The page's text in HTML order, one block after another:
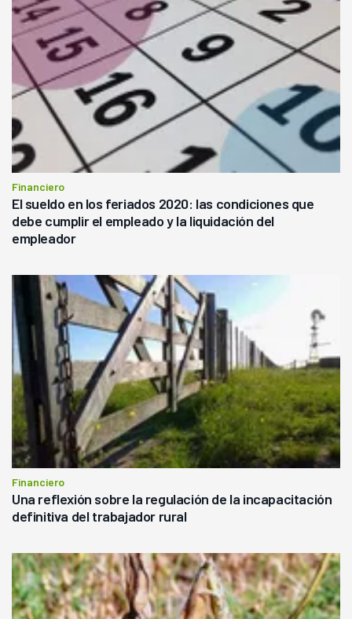
Financiero
El sueldo en los feriados 2020: las condiciones que
debe cumplir el empleado y la liquidación del
empleador
Financiero
Una reflexión sobre la regulación de la incapacitación
definitiva del trabajador rural